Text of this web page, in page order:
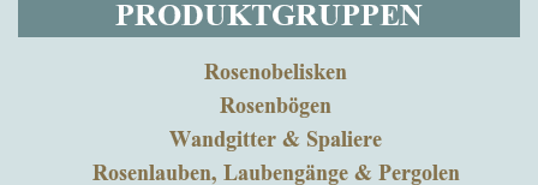
PRODUKTGRUPPEN
Rosenobelisken
Rosenbögen
Wandgitter & Spaliere
Rosenlauben, Laubengänge & Pergolen